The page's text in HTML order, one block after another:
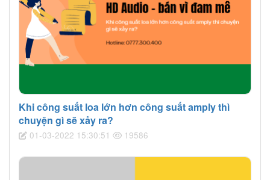
Khi công suất loa lớn hơn công suất amply thì
chuyện gì sẽ xảy ra?
01-03-2022 15:30:51 19586